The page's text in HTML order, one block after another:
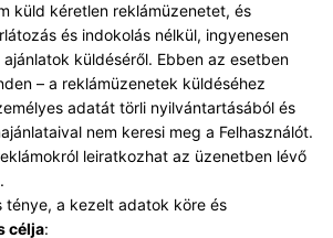
küld kéretlen reklámüzenetet, és
és indokolás nélkül, ingyenesen
küldéséről. Ebben az esetben
– a reklámüzenetek küldéséhez
adatát törli nyilvántartásából és
nem keresi meg a Felhasználót.
leiratkozhat az üzenetben lévő
ténye, a kezelt adatok köre és
célja: